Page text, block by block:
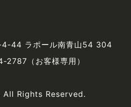
4-44 ラポール南青山54 304
（お客様専用）
Rights Reserved.